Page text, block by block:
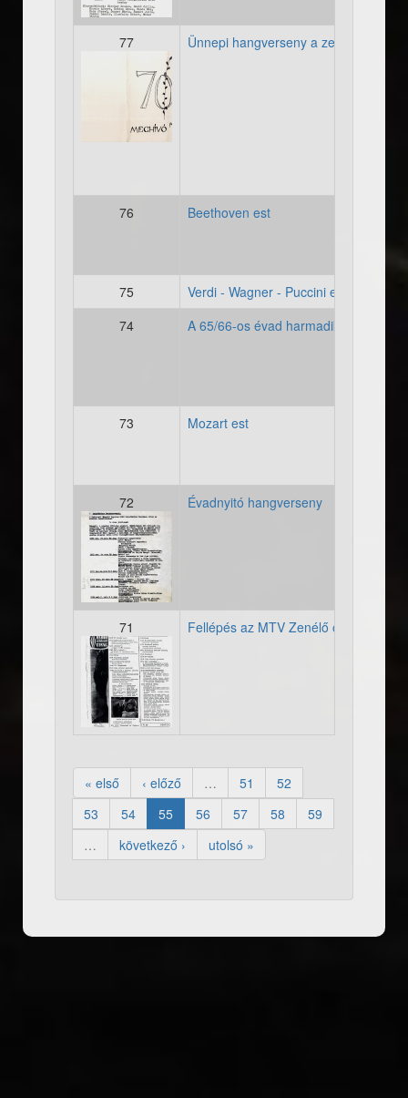
77 Ünnepi hangverseny a zenekar 70
76 Beethoven est
75
Verdi - Wagner - Puccini est
74
A 65/66-os évad harmadik koncertje
73 Mozart est
72 Évadnyitó hangverseny
71 Fellépés az MTV Zenélő órák című
« első ‹ előző … 51
52
53
54 55 56 57 58
59
…
következő › utolsó »